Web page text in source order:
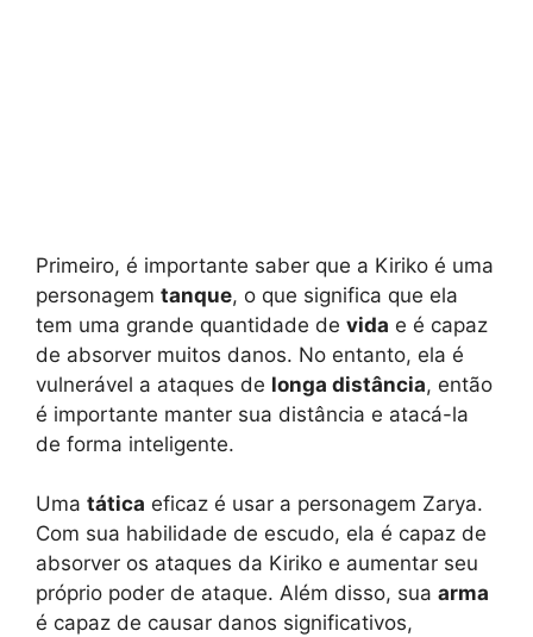
Primeiro, é importante saber que a Kiriko é uma
personagem tanque, o que significa que ela
tem uma grande quantidade de vida e é capaz
de absorver muitos danos. No entanto, ela é
vulnerável a ataques de longa distância, então
é importante manter sua distância e atacá-la
de forma inteligente.
Uma tática eficaz é usar a personagem Zarya.
Com sua habilidade de escudo, ela é capaz de
absorver os ataques da Kiriko e aumentar seu
próprio poder de ataque. Além disso, sua arma
é capaz de causar danos significativos,